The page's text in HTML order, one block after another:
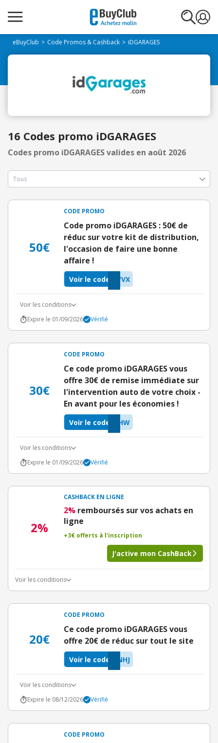
eBuyClub Code Promos & Cashback iDGARAGES
16 Codes promo iDGARAGES
Codes promo iDGARAGES valides en août 2026
50€
CODE PROMO
Code promo iDGARAGES : 50€ de
réduc sur votre kit de distribution,
l'occasion de faire une bonne
affaire !
WVX
Voir le code
Voir les conditions
Expire le 01/09/2026
Vérifié
30€
CODE PROMO
Ce code promo iDGARAGES vous
offre 30€ de remise immédiate sur
l'intervention auto de votre choix -
En avant pour les économies !
QHW
Voir le code
Voir les conditions
Expire le 01/09/2026
Vérifié
2%
CASHBACK EN LIGNE
2% remboursés sur vos achats en
ligne
+3€ offerts à l'inscription
J'active mon CashBack
Voir les conditions
20€
CODE PROMO
Ce code promo iDGARAGES vous
offre 20€ de réduc sur tout le site
NHJ
Voir le code
Voir les conditions
Expire le 08/12/2026
Vérifié
CODE PROMO